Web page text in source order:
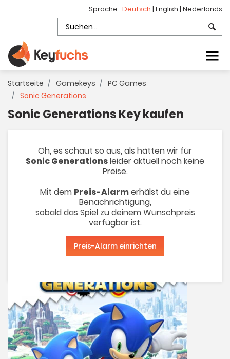
Sprache: Deutsch | English | Nederlands
Startseite Gamekeys
PC Games
Sonic Generations
Sonic Generations Key kaufen
Oh, es schaut so aus, als hätten wir für
Sonic Generationsleider aktuell noch keine
Preise.
Mit dem Preis-Alarmerhälst du eine
Benachrichtigung,
sobald das Spiel zu deinem Wunschpreis
verfügbar ist.
Preis-Alarm einrichten